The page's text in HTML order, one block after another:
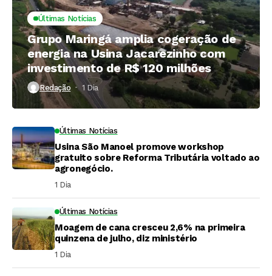
Últimas Notícias
Grupo Maringá amplia cogeração de
energia na Usina Jacarezinho com
investimento de R$ 120 milhões
Redação 1 Dia ⁮
Últimas Notícias
Usina São Manoel promove workshop
gratuito sobre Reforma Tributária voltado ao
agronegócio.
1 Dia ⁮
Últimas Notícias
Moagem de cana cresceu 2,6% na primeira
quinzena de julho, diz ministério
1 Dia ⁮